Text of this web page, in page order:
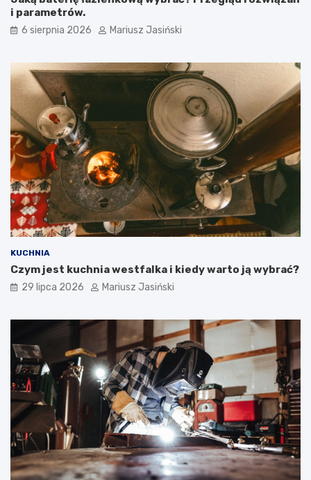
i parametrów.
6 sierpnia 2026 Mariusz Jasiński
KUCHNIA
Czym jest kuchnia westfalka i kiedy warto ją wybrać?
29 lipca 2026 Mariusz Jasiński